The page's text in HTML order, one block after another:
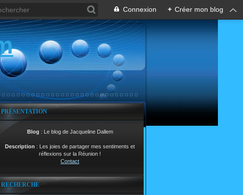
Connexion + Créer mon blog
PRÉSENTATION
Blog : Le blog de Jacqueline Dallem
Description : Les joies de partager mes sentiments et
réflexions sur la Réunion !
Contact
RECHERCHE